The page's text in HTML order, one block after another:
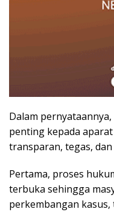
Dalam
penting kepada
transparan, tegas,
Pertama, proses
terbuka sehingga
perkembangan